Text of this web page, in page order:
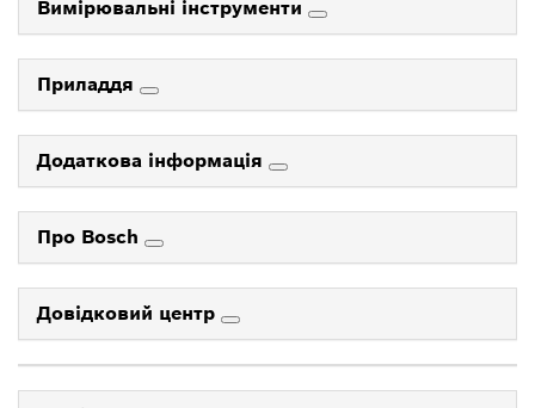
Вимірювальні інструменти
Приладдя
Додаткова інформація
Про Bosch
Довідковий центр